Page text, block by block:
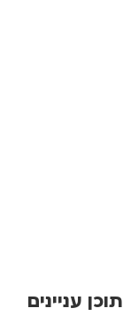
תוכן עניינים